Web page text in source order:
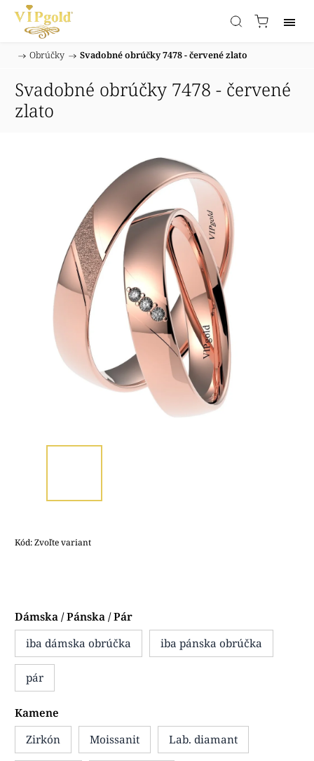
/ Obrúčky / Svadobné obrúčky 7478 - červené zlato
Svadobné obrúčky 7478 - červené
zlato
Kód:Zvoľte variant
Dámska / Pánska / Pár
iba dámska obrúčka
iba pánska obrúčka
pár
Kamene
Zirkón
Moissanit Lab. diamant